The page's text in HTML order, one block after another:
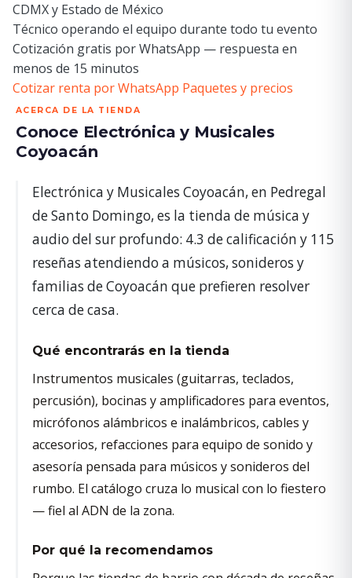
CDMX y Estado de México
Técnico operando el equipo durante todo tu evento
Cotización gratis por WhatsApp — respuesta en
menos de 15 minutos
Cotizar renta por WhatsApp Paquetes y precios
ACERCA DE LA TIENDA
Conoce Electrónica y Musicales
Coyoacán
Electrónica y Musicales Coyoacán, en Pedregal
de Santo Domingo, es la tienda de música y
audio del sur profundo: 4.3 de calificación y 115
reseñas atendiendo a músicos, sonideros y
familias de Coyoacán que prefieren resolver
cerca de casa.
Qué encontrarás en la tienda
Instrumentos musicales (guitarras, teclados,
percusión), bocinas y amplificadores para eventos,
micrófonos alámbricos e inalámbricos, cables y
accesorios, refacciones para equipo de sonido y
asesoría pensada para músicos y sonideros del
rumbo. El catálogo cruza lo musical con lo fiestero
— fiel al ADN de la zona.
Por qué la recomendamos